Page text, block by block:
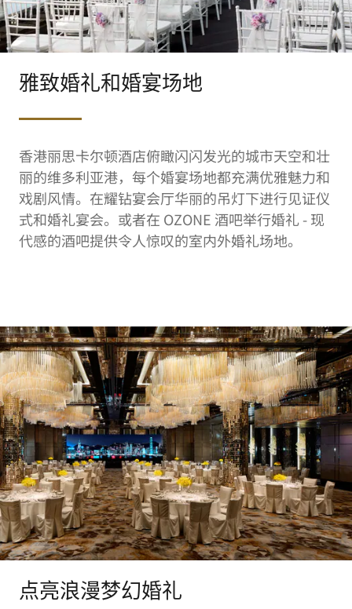
雅致婚礼和婚宴场地
香港丽思卡尔顿酒店俯瞰闪闪发光的城市天空和壮
丽的维多利亚港，每个婚宴场地都充满优雅魅力和
戏剧风情。在耀钻宴会厅华丽的吊灯下进行见证仪
式和婚礼宴会。或者在 OZONE 酒吧举行婚礼 - 现
代感的酒吧提供令人惊叹的室内外婚礼场地。
点亮浪漫梦幻婚礼